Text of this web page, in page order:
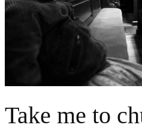
Take me to